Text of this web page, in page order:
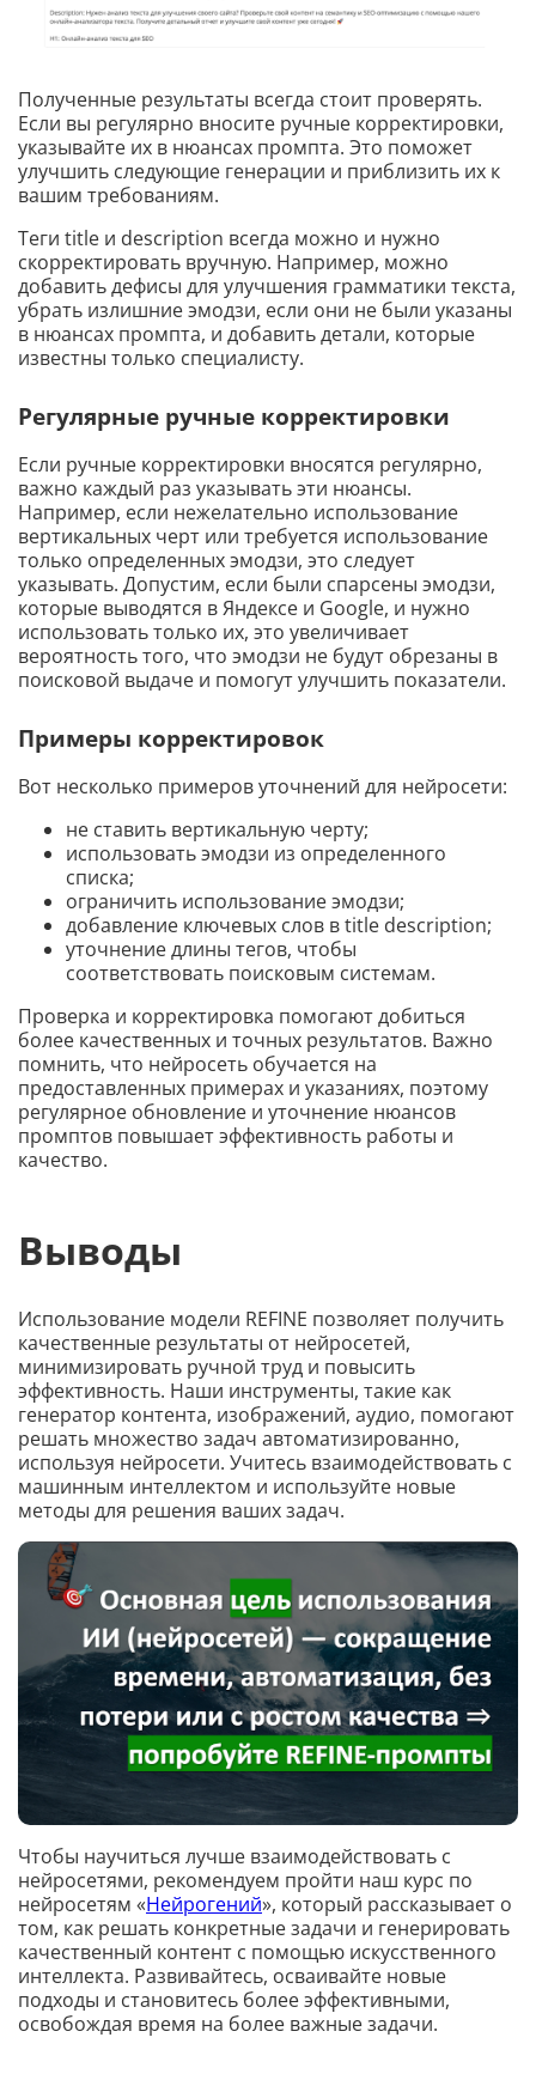
Полученные результаты всегда стоит проверять.
Если вы регулярно вносите ручные корректировки,
указывайте их в нюансах промпта. Это поможет
улучшить следующие генерации и приблизить их к
вашим требованиям.
Теги title и description всегда можно и нужно
скорректировать вручную. Например, можно
добавить дефисы для улучшения грамматики текста,
убрать излишние эмодзи, если они не были указаны
в нюансах промпта, и добавить детали, которые
известны только специалисту.
Регулярные ручные корректировки
Если ручные корректировки вносятся регулярно,
важно каждый раз указывать эти нюансы.
Например, если нежелательно использование
вертикальных черт или требуется использование
только определенных эмодзи, это следует
указывать. Допустим, если были спарсены эмодзи,
которые выводятся в Яндексе и Google, и нужно
использовать только их, это увеличивает
вероятность того, что эмодзи не будут обрезаны в
поисковой выдаче и помогут улучшить показатели.
Примеры корректировок
Вот несколько примеров уточнений для нейросети:
не ставить вертикальную черту;
использовать эмодзи из определенного
списка;
ограничить использование эмодзи;
добавление ключевых слов в title description;
уточнение длины тегов, чтобы
соответствовать поисковым системам.
Проверка и корректировка помогают добиться
более качественных и точных результатов. Важно
помнить, что нейросеть обучается на
предоставленных примерах и указаниях, поэтому
регулярное обновление и уточнение нюансов
промптов повышает эффективность работы и
качество.
Выводы
Использование модели REFINE позволяет получить
качественные результаты от нейросетей,
минимизировать ручной труд и повысить
эффективность. Наши инструменты, такие как
генератор контента, изображений, аудио, помогают
решать множество задач автоматизированно,
используя нейросети. Учитесь взаимодействовать с
машинным интеллектом и используйте новые
методы для решения ваших задач.
Чтобы научиться лучше взаимодействовать с
нейросетями, рекомендуем пройти наш курс по
нейросетям «Нейрогений», который рассказывает о
том, как решать конкретные задачи и генерировать
качественный контент с помощью искусственного
интеллекта. Развивайтесь, осваивайте новые
подходы и становитесь более эффективными,
освобождая время на более важные задачи.